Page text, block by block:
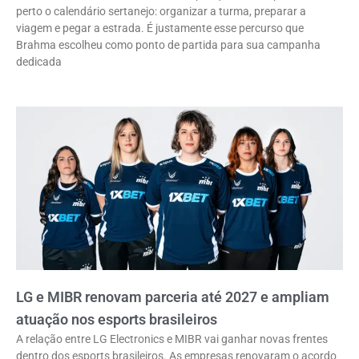
perto o calendário sertanejo: organizar a turma, preparar a
viagem e pegar a estrada. É justamente esse percurso que
Brahma escolheu como ponto de partida para sua campanha
dedicada
LG e MIBR renovam parceria até 2027 e ampliam
atuação nos esports brasileiros
A relação entre LG Electronics e MIBR vai ganhar novas frentes
dentro dos esports brasileiros. As empresas renovaram o acordo